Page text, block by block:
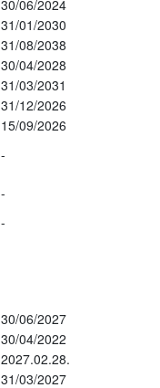
30/06/2024
31/01/2030
31/08/2038
30/04/2028
31/03/2031
31/12/2026
15/09/2026
-
-
-
30/06/2027
30/04/2022
2027.02.28.
31/03/2027